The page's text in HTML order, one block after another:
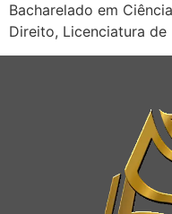
Bacharelado em
Direito, Licenciatura